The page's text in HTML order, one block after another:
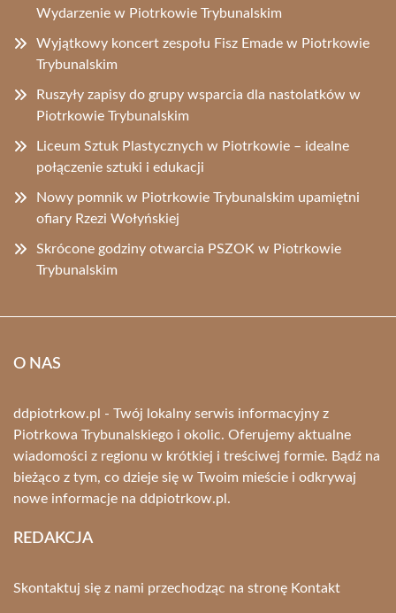
Wydarzenie w Piotrkowie Trybunalskim
Wyjątkowy koncert zespołu Fisz Emade w Piotrkowie
Trybunalskim
Ruszyły zapisy do grupy wsparcia dla nastolatków w
Piotrkowie Trybunalskim
Liceum Sztuk Plastycznych w Piotrkowie – idealne
połączenie sztuki i edukacji
Nowy pomnik w Piotrkowie Trybunalskim upamiętni
ofiary Rzezi Wołyńskiej
Skrócone godziny otwarcia PSZOK w Piotrkowie
Trybunalskim
O NAS
ddpiotrkow.pl - Twój lokalny serwis informacyjny z
Piotrkowa Trybunalskiego i okolic. Oferujemy aktualne
wiadomości z regionu w krótkiej i treściwej formie. Bądź na
bieżąco z tym, co dzieje się w Twoim mieście i odkrywaj
nowe informacje na ddpiotrkow.pl.
REDAKCJA
Skontaktuj się z nami przechodząc na stronę Kontakt